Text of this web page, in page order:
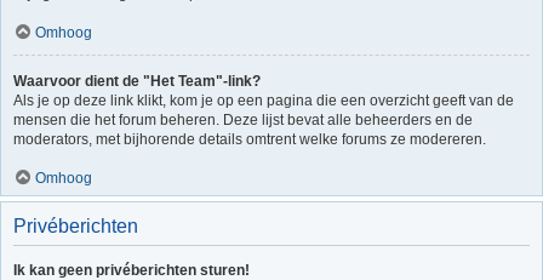
Omhoog
Waarvoor dient de "Het Team"-link?
Als je op deze link klikt, kom je op een pagina die een overzicht geeft van de
mensen die het forum beheren. Deze lijst bevat alle beheerders en de
moderators, met bijhorende details omtrent welke forums ze modereren.
Omhoog
Privéberichten
Ik kan geen privéberichten sturen!